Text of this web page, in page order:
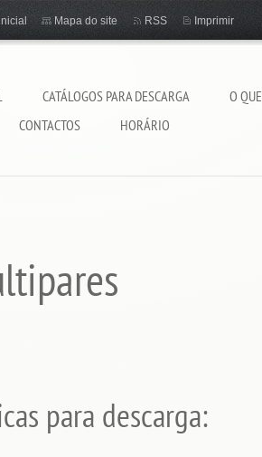
CATÁLOGOS PARA DESCARGA O
CONTACTOS HORÁRIO
Mapa do site RSS Imprimir
para descarga: